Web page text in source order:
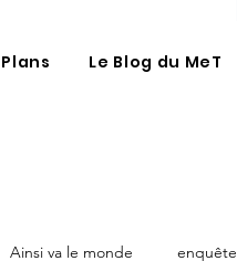
Le Blog du MeT
Ainsi va le monde enquête